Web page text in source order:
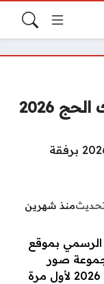
أحمد السعدني يؤدي مناسك الحج 2026
منذ شهرين
بموقع
صور
مؤثرة توثق أداءه مناسك الحج لموسم 2026 لأول مرة